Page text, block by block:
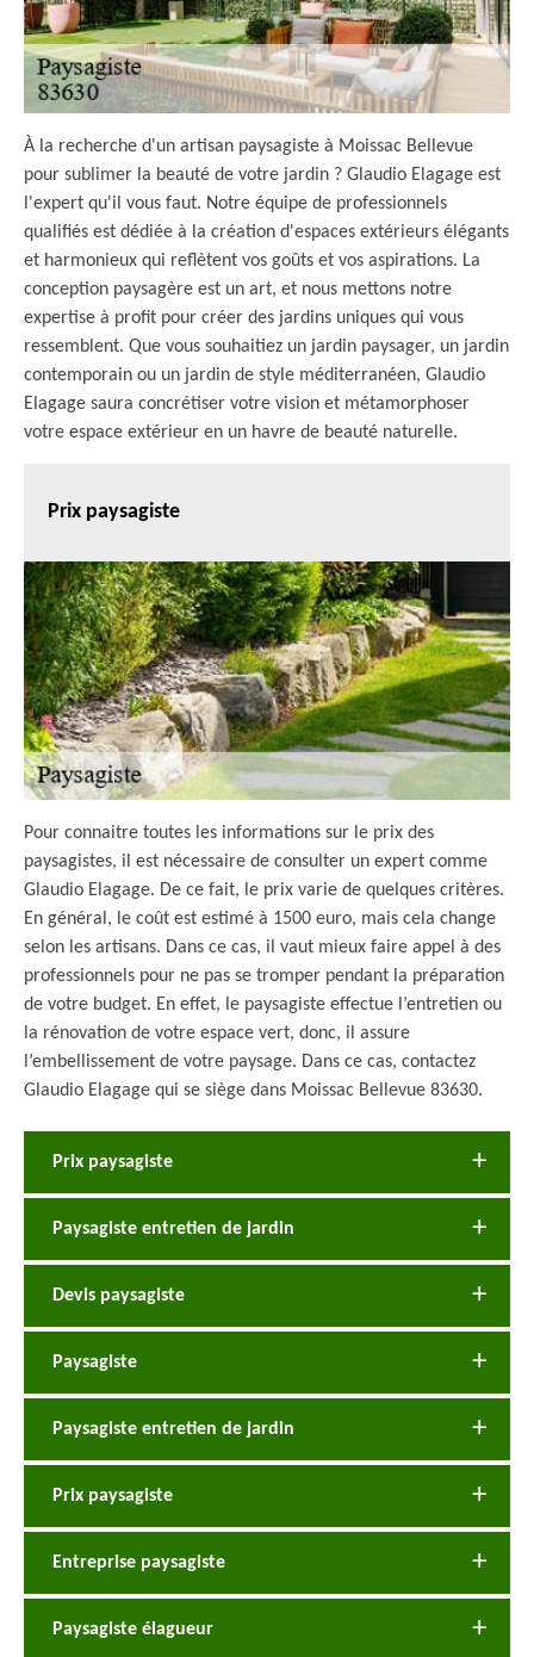
À la recherche d'un artisan paysagiste à Moissac Bellevue
pour sublimer la beauté de votre jardin ? Glaudio Elagage est
l'expert qu'il vous faut. Notre équipe de professionnels
qualifiés est dédiée à la création d'espaces extérieurs élégants
et harmonieux qui reflètent vos goûts et vos aspirations. La
conception paysagère est un art, et nous mettons notre
expertise à profit pour créer des jardins uniques qui vous
ressemblent. Que vous souhaitiez un jardin paysager, un jardin
contemporain ou un jardin de style méditerranéen, Glaudio
Elagage saura concrétiser votre vision et métamorphoser
votre espace extérieur en un havre de beauté naturelle.
Prix paysagiste
Pour connaitre toutes les informations sur le prix des
paysagistes, il est nécessaire de consulter un expert comme
Glaudio Elagage. De ce fait, le prix varie de quelques critères.
En général, le coût est estimé à 1500 euro, mais cela change
selon les artisans. Dans ce cas, il vaut mieux faire appel à des
professionnels pour ne pas se tromper pendant la préparation
de votre budget. En effet, le paysagiste effectue l’entretien ou
la rénovation de votre espace vert, donc, il assure
l’embellissement de votre paysage. Dans ce cas, contactez
Glaudio Elagage qui se siège dans Moissac Bellevue 83630.
Prix paysagiste
Paysagiste entretien de jardin
Devis paysagiste
Paysagiste
Paysagiste entretien de jardin
Prix paysagiste
Entreprise paysagiste
Paysagiste élagueur